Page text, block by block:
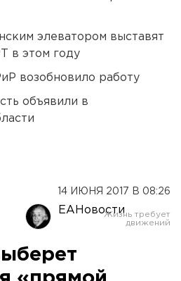
элеватором выставят
в этом году
возобновило работу
объявили в
14 ИЮНЯ 2017 В 08:26
ЕАНовости